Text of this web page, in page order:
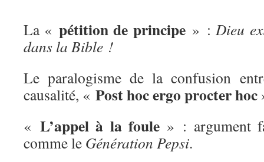
La « pétition de principe» :Dieu
dans la Bible !
Le paralogisme de la confusion
causalité, « Post hoc ergo procter hoc
« L’appel à la foule » : argument
comme le Génération Pepsi.